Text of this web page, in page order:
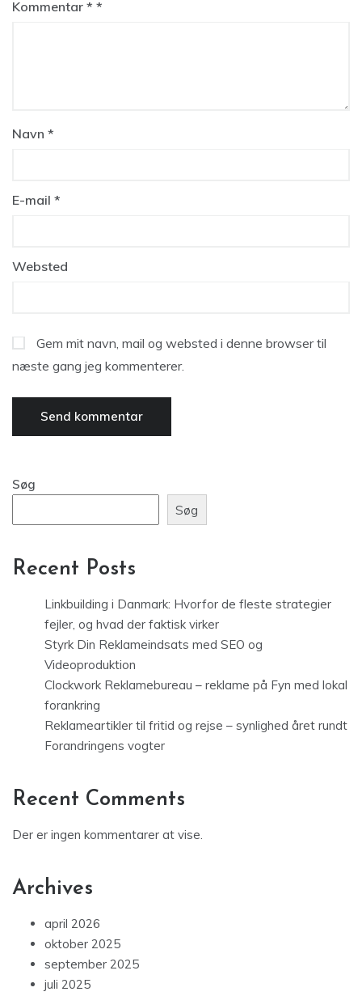
Kommentar *
Navn *
E-mail *
Websted
Gem mit navn, mail og websted i denne browser til
næste gang jeg kommenterer.
Søg
Søg
Recent Posts
Linkbuilding i Danmark: Hvorfor de fleste strategier
fejler, og hvad der faktisk virker
Styrk Din Reklameindsats med SEO og
Videoproduktion
Clockwork Reklamebureau – reklame på Fyn med lokal
forankring
Reklameartikler til fritid og rejse – synlighed året rundt
Forandringens vogter
Recent Comments
Der er ingen kommentarer at vise.
Archives
april 2026
oktober 2025
september 2025
juli 2025